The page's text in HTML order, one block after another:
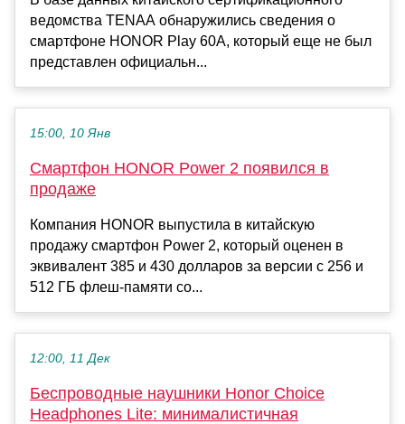
ведомства TENAA обнаружились сведения о
смартфоне HONOR Play 60A, который еще не был
представлен официальн...
15:00, 10 Янв
Смартфон HONOR Power 2 появился в
продаже
Компания HONOR выпустила в китайскую
продажу смартфон Power 2, который оценен в
эквивалент 385 и 430 долларов за версии с 256 и
512 ГБ флеш-памяти со...
12:00, 11 Дек
Беспроводные наушники Honor Choice
Headphones Lite: минималистичная